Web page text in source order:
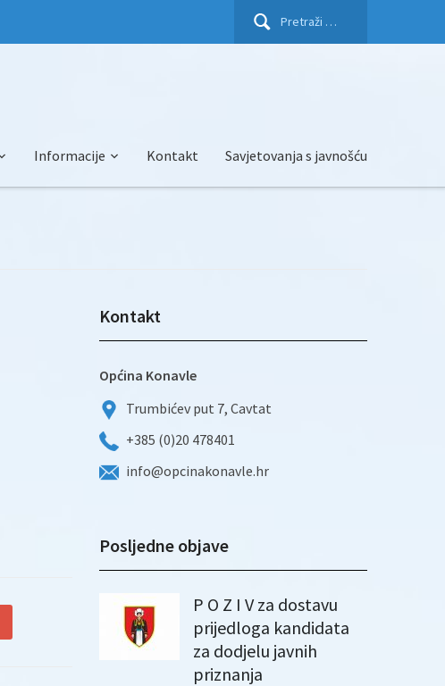
Pretraži:
Informacije Kontakt Savjetovanja s javnošću
Kontakt
Općina Konavle
Trumbićev put 7, Cavtat
+385 (0)20 478401
info@opcinakonavle.hr
Posljedne objave
P O Z I V za dostavu
prijedloga kandidata
za dodjelu javnih
priznanja